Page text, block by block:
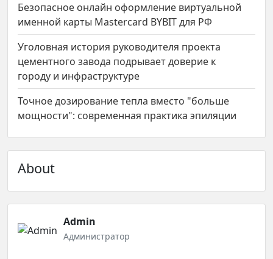
Безопасное онлайн оформление виртуальной
именной карты Mastercard BYBIT для РФ
Уголовная история руководителя проекта
цементного завода подрывает доверие к
городу и инфраструктуре
Точное дозирование тепла вместо "больше
мощности": современная практика эпиляции
About
Admin
Администратор